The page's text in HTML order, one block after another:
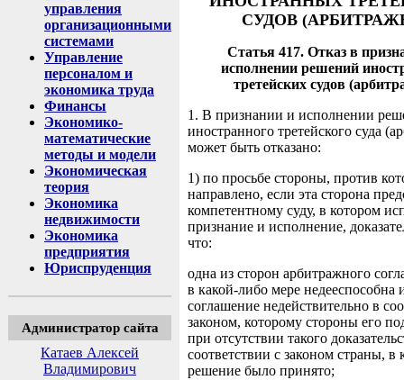
управления
организационными
системами
Управление
персоналом и
экономика труда
Финансы
Экономико-
математические
методы и модели
Экономическая
теория
Экономика
недвижимости
Экономика
предприятия
Юриспруденция
Администратор сайта
Катаев Алексей
Владимирович
СУДОВ
Статья 417. Отказ в
исполнении решений
третейских судов
1. В признании и исполнении
иностранного третейского суда
может быть отказано:
1) по просьбе стороны, против
направлено, если эта сторона
компетентному суду, в котором
признание и исполнение,
что:
одна из сторон арбитражного
в какой-либо мере недееспособна
соглашение недействительно в
законом, которому стороны его
при отсутствии такого
соответствии с законом страны, в
решение было принято;